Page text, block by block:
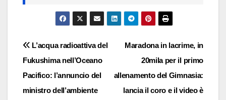
Navigazione
articoli
Maradona in lacrime, in
20mila per il primo
allenamento del Gimnasia:
lancia il coro e il video è
L’acqua radioattiva del
Fukushima nell’Oceano
Pacifico: l’annuncio del
ministro dell’ambiente